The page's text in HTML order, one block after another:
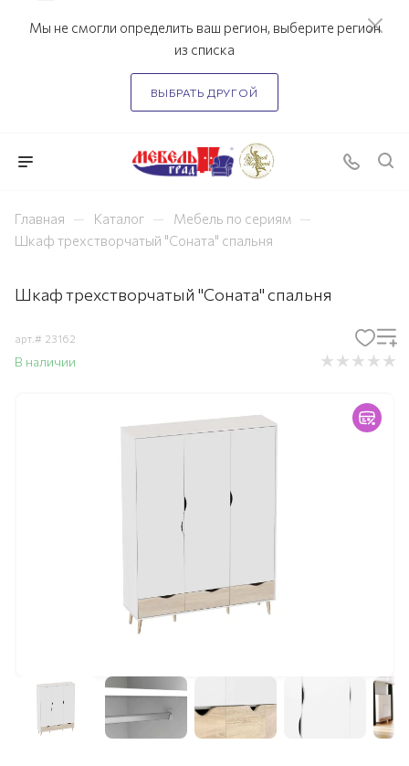
Мы не смогли определить ваш регион, выберите регион
из списка
ВЫБРАТЬ ДРУГОЙ
Главная — Каталог — Мебель по сериям —
Шкаф трехстворчатый "Соната" спальня
Шкаф трехстворчатый "Соната" спальня
арт.# 23162
В наличии